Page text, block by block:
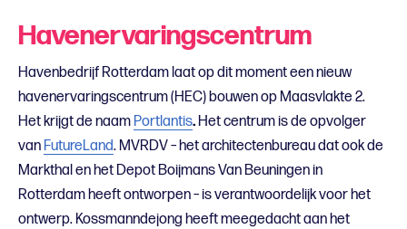
Havenervaringscentrum
Havenbedrijf Rotterdam laat op dit moment een nieuw
havenervaringscentrum (HEC) bouwen op Maasvlakte 2.
Het krijgt de naamPortlantis.Het centrum is de opvolger
vanFutureLand. MVRDV – het architectenbureau dat ook de
Markthal en het Depot Boijmans Van Beuningen in
Rotterdam heeft ontworpen – is verantwoordelijk voor het
ontwerp. Kossmanndejong heeft meegedacht aan het